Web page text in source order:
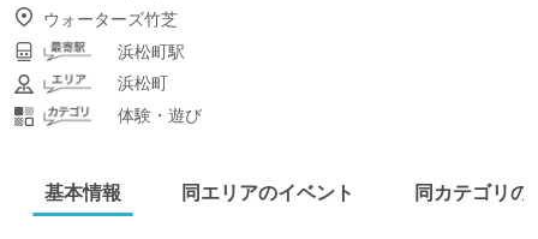
ウォーターズ竹芝
浜松町駅
浜松町
体験・遊び
基本情報 同エリアのイベント 同カテゴリの